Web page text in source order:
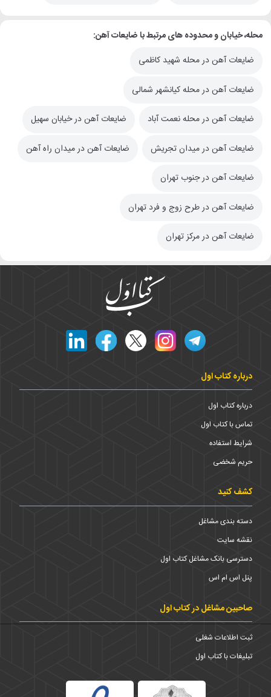
محله، خیابان و محدوده های مرتبط با ضایعات آهن:
ضایعات آهن در محله شهید کاظمی
ضایعات آهن در محله کیانشهر شمالی
ضایعات آهن در محله نعمت آباد ضایعات آهن در خیابان سهیل
ضایعات آهن در میدان تجریش ضایعات آهن در میدان راه آهن
ضایعات آهن در جنوب تهران
ضایعات آهن در طرح زوج و فرد تهران
ضایعات آهن در مرکز تهران
درباره کتاب اول
درباره کتاب اول
تماس با کتاب اول
شرایط استفاده
حریم شخضی
کشف کنید
دسته بندی مشاغل
نقشه سایت
دسترسی بانک مشاغل کتاب اول
پنل اس ام اس
صاحبین مشاغل در کتاب اول
ثبت اطلاعات شغلی
تبلیغات با کتاب اول